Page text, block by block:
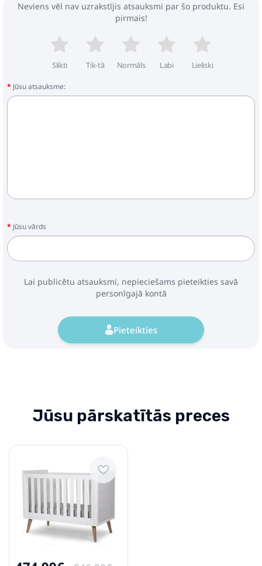
Neviens vēl nav uzrakstījis atsauksmi par šo produktu. Esi
pirmais!
Slikti Tik-tā Normāls Labi Lieliski
Jūsu atsauksme:
Jūsu vārds
Lai publicētu atsauksmi, nepieciešams pieteikties savā
personīgajā kontā
Pieteikties
Jūsu pārskatītās preces